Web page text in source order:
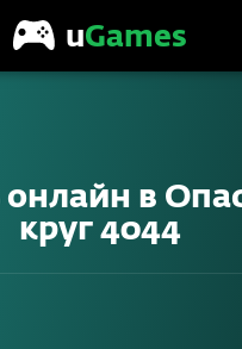
uGames
онлайн в
круг 4044